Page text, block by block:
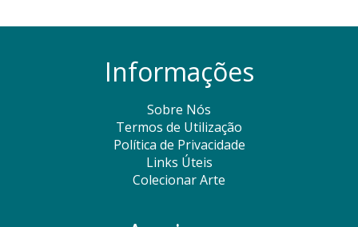
Informações
Sobre Nós
Termos de Utilização
Política de Privacidade
Links Úteis
Colecionar Arte